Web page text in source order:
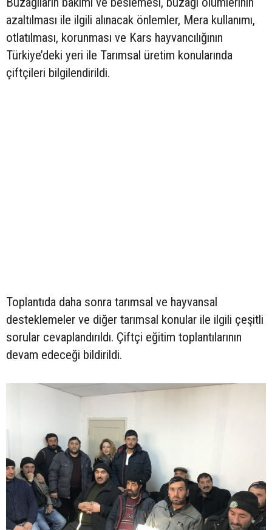
azaltılması ile ilgili alınacak önlemler, Mera kullanımı,
otlatılması, korunması ve Kars hayvancılığının
Türkiye’deki yeri ile Tarımsal üretim konularında
çiftçileri bilgilendirildi.
Toplantıda daha sonra tarımsal ve hayvansal
desteklemeler ve diğer tarımsal konular ile ilgili çeşitli
sorular cevaplandırıldı. Çiftçi eğitim toplantılarının
devam edeceği bildirildi.